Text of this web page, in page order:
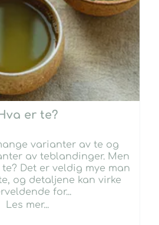
er te?
varianter av te og
av teblandinger. Men
Det er veldig mye man
og detaljene kan virke
for...
Les mer...